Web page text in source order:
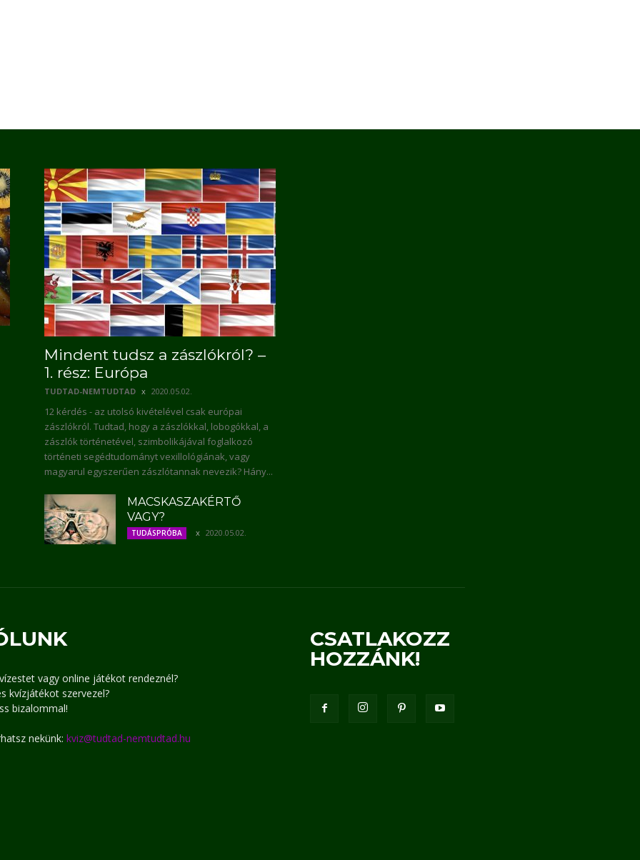
Mindent tudsz a zászlókról? –
1. rész: Európa
TUDTAD-NEMTUDTAD 2020.05.02.
12 kérdés - az utolsó kivételével csak európai
zászlókról. Tudtad, hogy a zászlókkal, lobogókkal, a
zászlók történetével, szimbolikájával foglalkozó
történeti segédtudományt vexillológiának, vagy
magyarul egyszerűen zászlótannak nevezik? Hány...
MACSKASZAKÉRTŐ
VAGY?
TUDÁSPRÓBA 2020.05.02.
vagy online játékot rendeznél?
kvízjátékot szervezel?
bizalommal!
nekünk: kviz@tudtad-nemtudtad.hu
CSATLAKOZZ
HOZZÁNK!